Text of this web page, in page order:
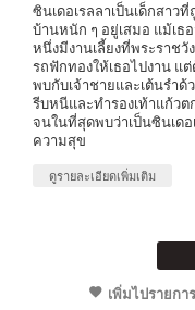
ซินเดอเรลลาเป็นเด็กสาว
บ้านหนัก ๆ อยู่เสมอ แม้เธ
หนึ่งมีงานเลี้ยงที่พระราช
รถฟักทองให้เธอไปงาน แ
พบกับเจ้าชายและเต้นรำด้
รีบหนีและทำรองเท้าแก้วต
จนในที่สุดพบว่าเป็นซินเดอ
ความสุข
ดูรายละเอียดเพิ่มเติม
เพิ่มไปรายกา